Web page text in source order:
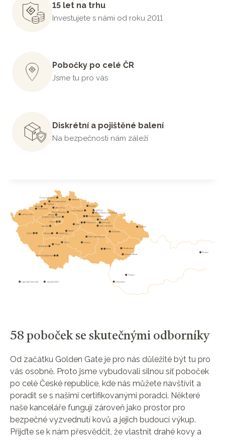
15 let na trhu
Investujete s námi od roku 2011
Pobočky po celé ČR
Jsme tu pro vás
Diskrétní a pojištěné balení
Na bezpečnosti nám záleží
58 poboček se skutečnými odborníky
Od začátku Golden Gate je pro nás důležité být tu pro
vás osobně. Proto jsme vybudovali silnou síť poboček
po celé České republice, kde nás můžete navštívit a
poradit se s našimi certifikovanými poradci. Některé
naše kanceláře fungují zároveň jako prostor pro
bezpečné vyzvednutí kovů a jejich budoucí výkup.
Přijďte se k nám přesvědčit, že vlastnit drahé kovy a